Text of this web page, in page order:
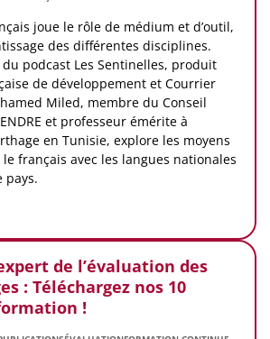
joue le rôle de médium et d’outil,
des différentes disciplines.
podcast Les Sentinelles, produit
de développement et Courrier
Miled, membre du Conseil
et professeur émérite à
en Tunisie, explore les moyens
français avec les langues nationales
pays.
de l’évaluation des
: Téléchargez nos 10
!